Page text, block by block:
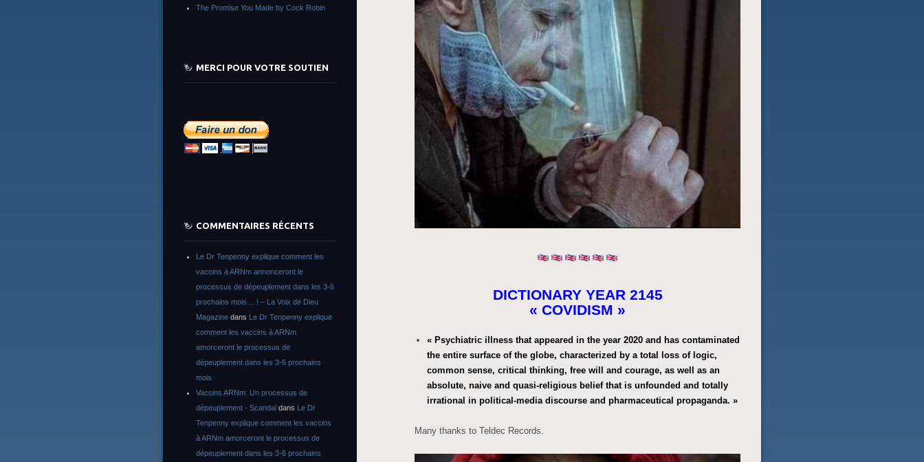
DICTIONARY YEAR 2145
« COVIDISM »
« Psychiatric illness that appeared in the year 2020 and has contaminated
the entire surface of the globe, characterized by a total loss of logic,
common sense, critical thinking, free will and courage, as well as an
absolute, naive and quasi-religious belief that is unfounded and totally
irrational in political-media discourse and pharmaceutical propaganda. »
Many thanks to Teldec Records.
The Promise You Made by Cock Robin
MERCI POUR VOTRE SOUTIEN
COMMENTAIRES RÉCENTS
Le Dr Tenpenny explique comment les
vaccins à ARNm annonceront le
processus de dépeuplement dans les 3-6
prochains mois… ! – La Voix de Dieu
Magazine dans Le Dr Tenpenny explique
comment les vaccins à ARNm
amorceront le processus de
dépeuplement dans les 3-6 prochains
mois
Vaccins ARNm: Un processus de
dépeuplement - Scandal dans Le Dr
Tenpenny explique comment les vaccins
à ARNm amorceront le processus de
dépeuplement dans les 3-6 prochains